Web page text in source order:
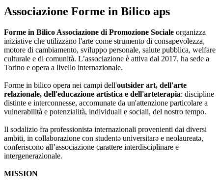
Associazione Forme in Bilico aps
Forme in Bilico Associazione di Promozione Sociale organizza
iniziative che utilizzano l'arte come strumento di consapevolezza,
motore di cambiamento, sviluppo personale, salute pubblica, welfare
culturale e di comunità. L’associazione è attiva dal 2017, ha sede a
Torino e opera a livello internazionale.
Forme in bilico opera nei campi dell'outsider art, dell'arte
relazionale, dell'educazione artistica e dell'arteterapia: discipline
distinte e interconnesse, accomunate da un'attenzione particolare a
vulnerabilità e potenzialità, individuali e sociali, del nostro tempo.
Il sodalizio fra professionistə internazionali provenienti dai diversi
ambiti, in collaborazione con studentə universitarə e neolaureatə,
conferiscono all’associazione carattere interdisciplinare e
intergenerazionale.
MISSION